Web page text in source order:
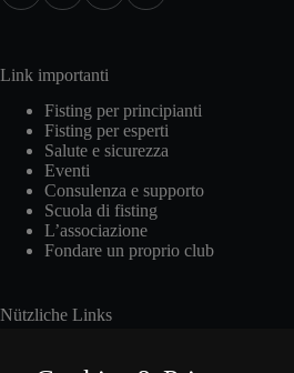
Link importanti
Fisting per principianti
Fisting per esperti
Salute e sicurezza
Eventi
Consulenza e supporto
Scuola di fisting
L’associazione
Fondare un proprio club
Nützliche Links